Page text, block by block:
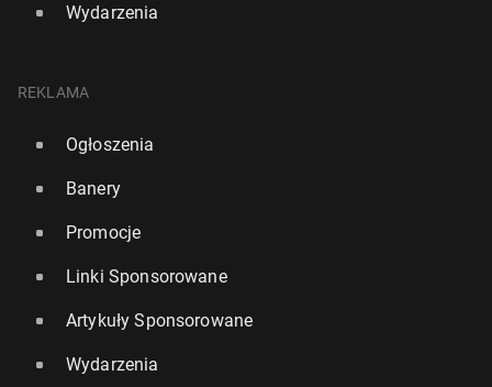
Wydarzenia
REKLAMA
Ogłoszenia
Banery
Promocje
Linki Sponsorowane
Artykuły Sponsorowane
Wydarzenia